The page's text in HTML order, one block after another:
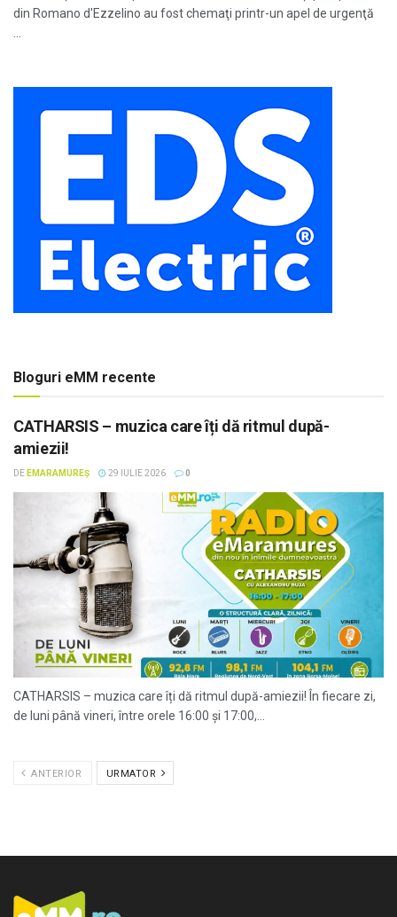
din Romano d'Ezzelino au fost chemaţi printr-un apel de urgenţă
Bloguri eMM recente
CATHARSIS – muzica care îți dă ritmul după-
amiezii!
DE EMARAMUREȘ 29 IULIE 2026 0
CATHARSIS – muzica care îți dă ritmul după-amiezii! În fiecare zi,
de luni până vineri, între orele 16:00 și 17:00,...
ANTERIOR URMATOR